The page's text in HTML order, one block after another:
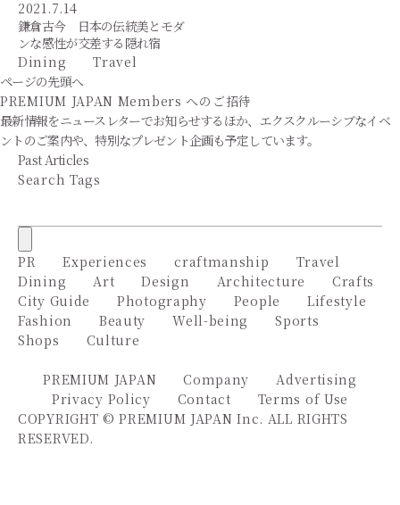
2021.7.14
鎌倉古今 日本の伝統美とモダ
ンな感性が交差する隠れ宿
Dining
Travel
ページの先頭へ
PREMIUM JAPAN Members へのご招待
最新情報をニュースレターでお知らせするほか、エクスクルーシブなイベ
ントのご案内や、特別なプレゼント企画も予定しています。
Past Articles
Search Tags
PR Experiences craftmanship
Travel
Dining
Art Design Architecture
Crafts
City Guide
Photography People
Lifestyle
Fashion
Beauty Well-being
Sports
Shops
Culture
PREMIUM JAPAN Company
Advertising
Privacy Policy
Contact
Terms of Use
COPYRIGHT © PREMIUM JAPAN Inc. ALL RIGHTS
RESERVED.